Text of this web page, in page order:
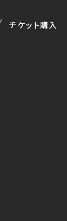
チケット購入